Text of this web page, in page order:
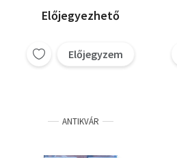
Előjegyezhető
Előjegyzem
ANTIKVÁR